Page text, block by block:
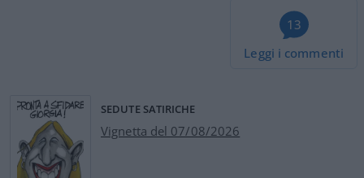
13
Leggi i commenti
SEDUTE SATIRICHE
Vignetta del 07/08/2026